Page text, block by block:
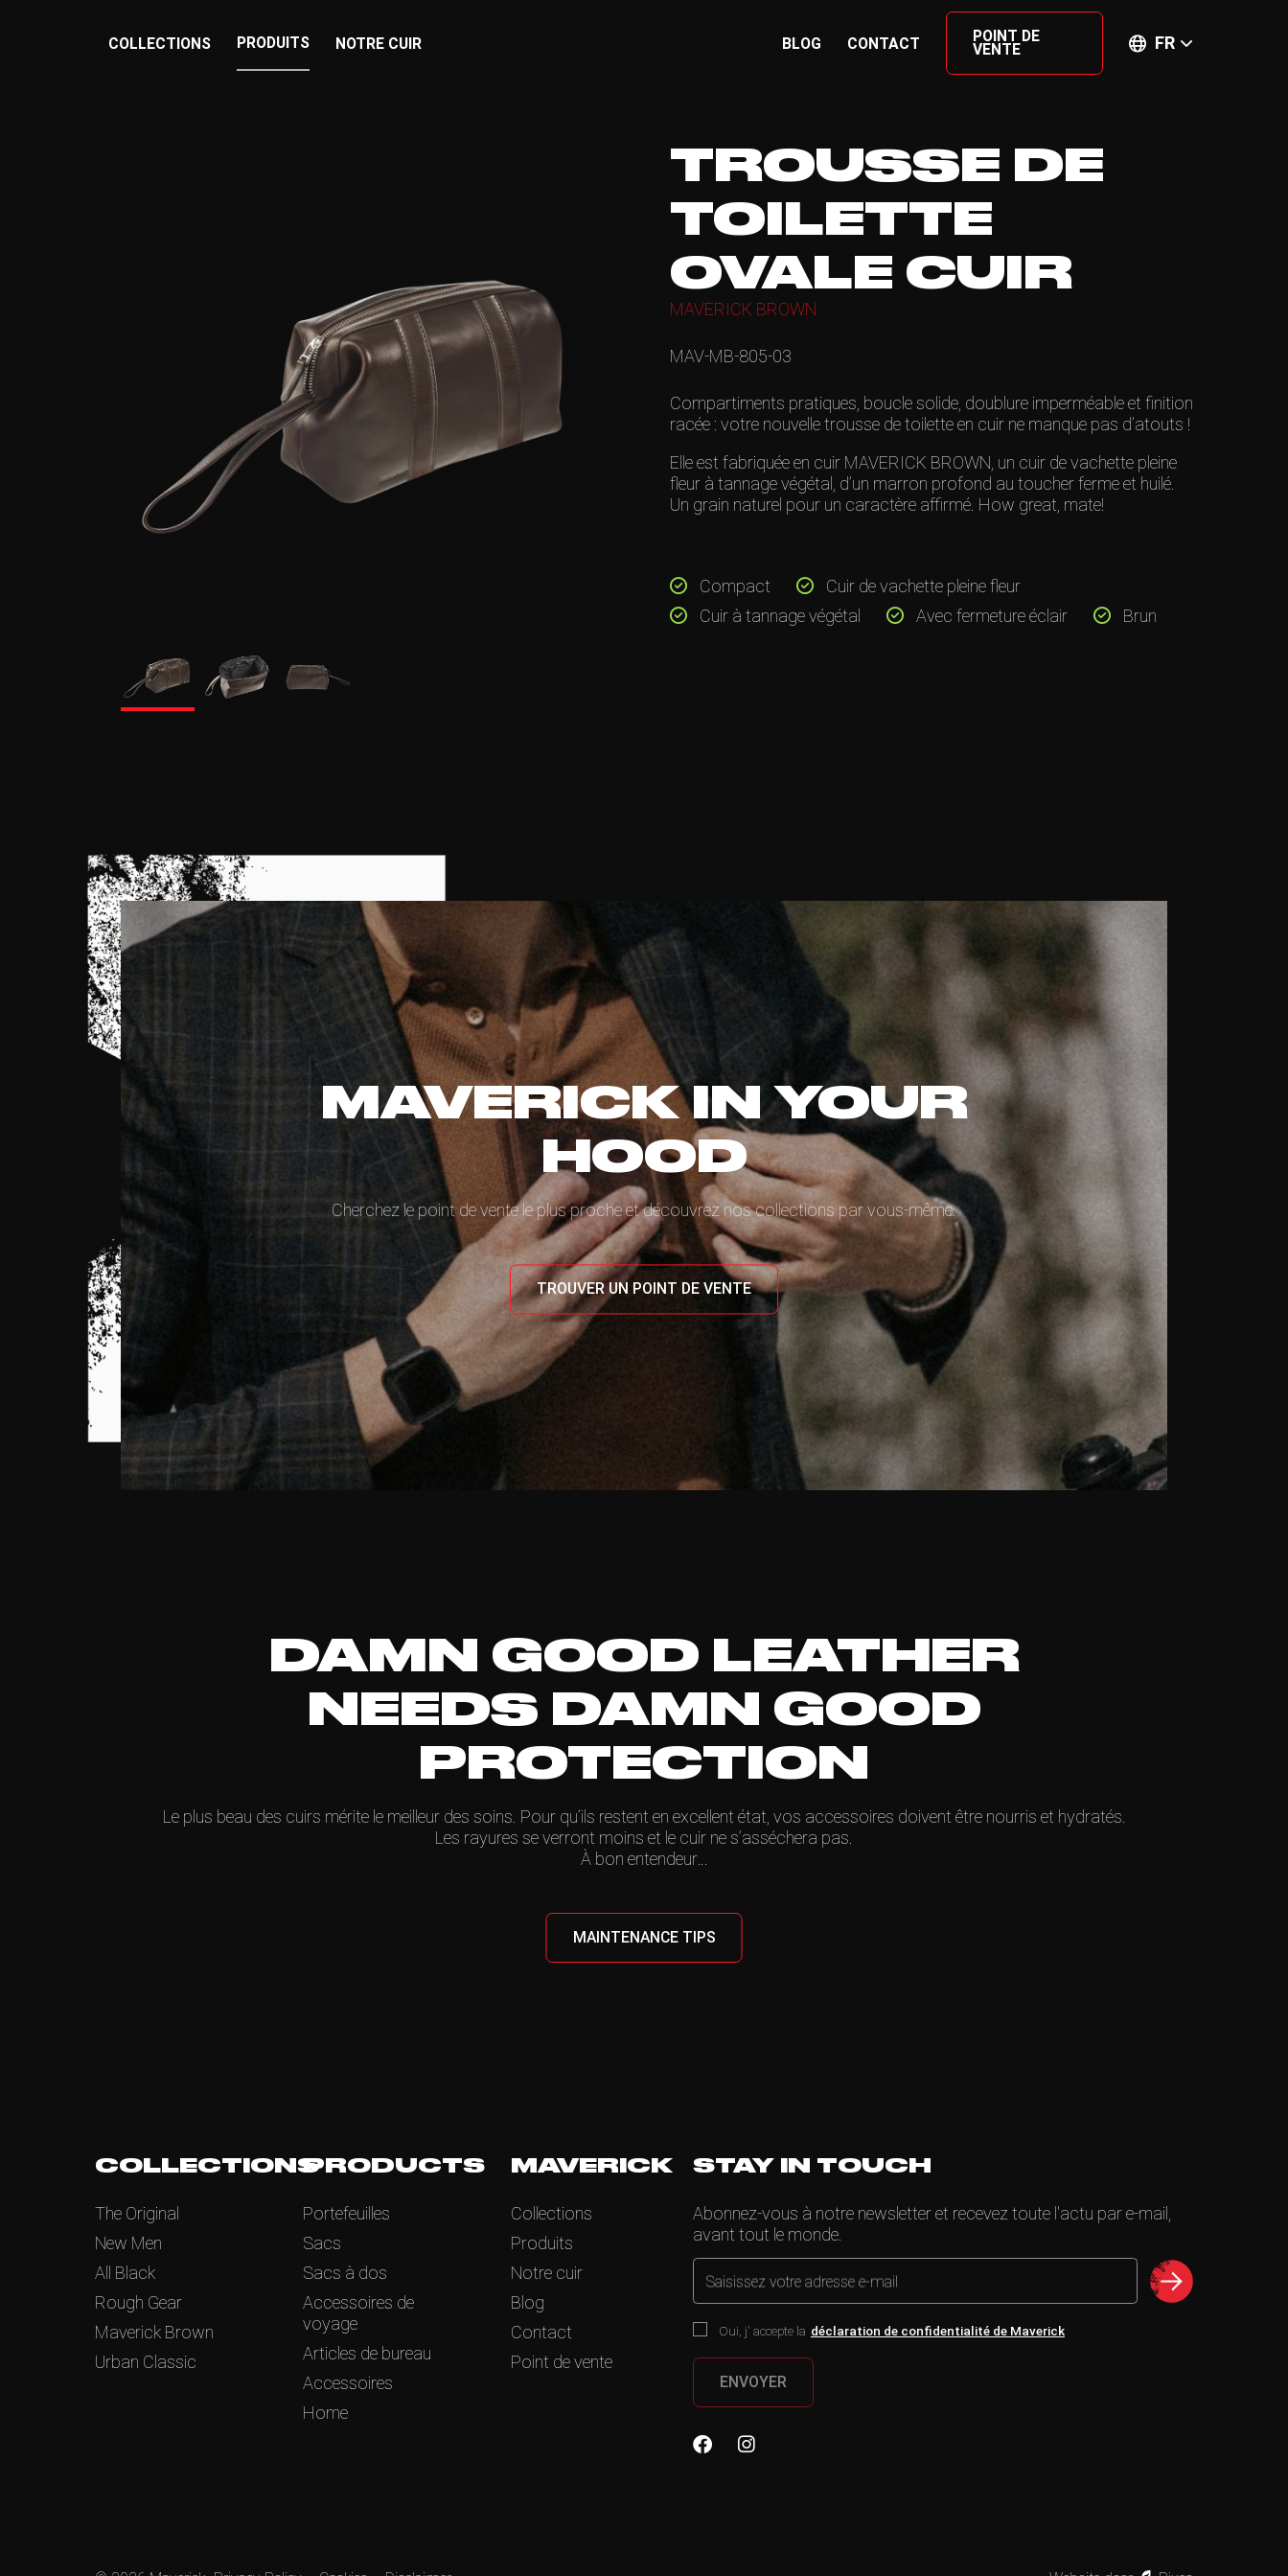
COLLECTIONS PRODUITS NOTRE CUIR BLOG CONTACT POINT DE
VENTE FR
TROUSSE DE
TOILETTE
OVALE CUIR
MAVERICK BROWN
MAV-MB-805-03
Compartiments pratiques, boucle solide, doublure imperméable et finition
racée : votre nouvelle trousse de toilette en cuir ne manque pas d’atouts !
Elle est fabriquée en cuir MAVERICK BROWN, un cuir de vachette pleine
fleur à tannage végétal, d’un marron profond au toucher ferme et huilé.
Un grain naturel pour un caractère affirmé. How great, mate!
Compact
Cuir de vachette pleine fleur
Cuir à tannage végétal
Avec fermeture éclair Brun
MAVERICK IN YOUR
HOOD
Cherchez le point de vente le plus proche et découvrez nos collections par vous-même.
TROUVER UN POINT DE VENTE
DAMN GOOD LEATHER
NEEDS DAMN GOOD
PROTECTION
Le plus beau des cuirs mérite le meilleur des soins. Pour qu’ils restent en excellent état, vos accessoires doivent être nourris et hydratés.
Les rayures se verront moins et le cuir ne s’asséchera pas.
À bon entendeur…
MAINTENANCE TIPS
COLLECTIONS
The Original
New Men
All Black
Rough Gear
Maverick Brown
Urban Classic
PRODUCTS
Portefeuilles
Sacs
Sacs à dos
Accessoires de
voyage
Articles de bureau
Accessoires
Home
MAVERICK
Collections
Produits
Notre cuir
Blog
Contact
Point de vente
STAY IN TOUCH
Abonnez-vous à notre newsletter et recevez toute l'actu par e-mail,
avant tout le monde.
Saisissez votre adresse e-mail
Oui, j' accepte la déclaration de confidentialité de Maverick
ENVOYER